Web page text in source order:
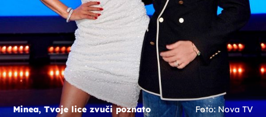
Minea, Tvoje lice zvuči poznato Foto: Nova TV